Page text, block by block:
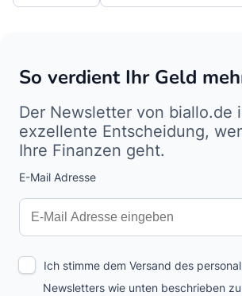
So verdient Ihr Geld
Der Newsletter von biallo.de
exzellente Entscheidung,
Ihre Finanzen geht.
E-Mail Adresse
Interests
Amount
Ich stimme dem Versand des
Newsletters wie unten beschrieben